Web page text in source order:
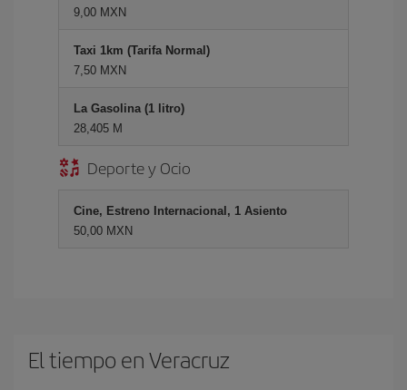
9,00 MXN
Taxi 1km (Tarifa Normal)
7,50 MXN
La Gasolina (1 litro)
28,405 M
Deporte y Ocio
Cine, Estreno Internacional, 1 Asiento
50,00 MXN
El tiempo en Veracruz